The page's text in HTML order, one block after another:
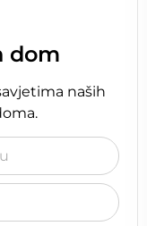
dom
naših